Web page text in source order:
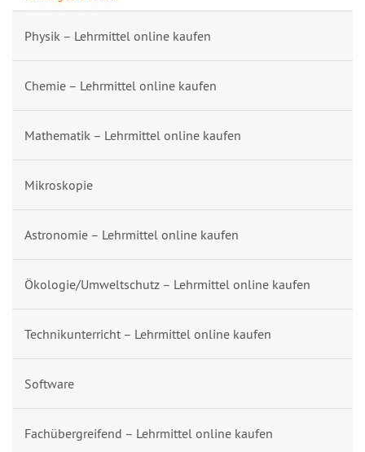
Physik – Lehrmittel online kaufen
Chemie – Lehrmittel online kaufen
Mathematik – Lehrmittel online kaufen
Mikroskopie
Astronomie – Lehrmittel online kaufen
Ökologie/Umweltschutz – Lehrmittel online kaufen
Technikunterricht – Lehrmittel online kaufen
Software
Fachübergreifend – Lehrmittel online kaufen